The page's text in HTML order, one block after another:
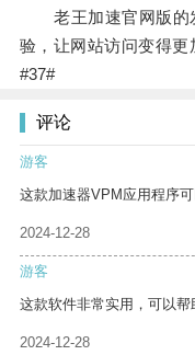
老王加速官网版的
验，让网站访问变得更
#37#
评论
游客
这款加速器VPM应用程序
2024-12-28
游客
这款软件非常实用，可以帮
2024-12-28